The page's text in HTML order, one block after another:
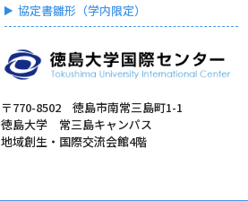
協定書雛形（学内限定）
〒770-8502 徳島市南常三島町1-1
徳島大学 常三島キャンパス
地域創生・国際交流会館4階